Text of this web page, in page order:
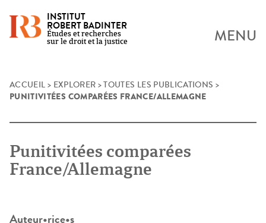
Skip
INSTITUT
ROBERT BADINTER
Études et recherches
sur le droit et la justice
MENU
ACCUEIL > EXPLORER >TOUTES LES PUBLICATIONS >
PUNITIVITÉES COMPARÉES FRANCE/ALLEMAGNE
Punitivitées comparées
France/Allemagne
Auteur•rice•s